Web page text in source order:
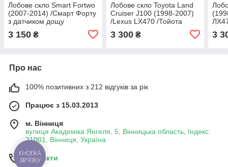
Лобове скло Smart Fortwo
(2007-2014) /Смарт Форту
з датчиком дощу
3 150 ₴
Лобове скло Toyota Land
Cruiser J100 (1998-2007)
/Lexus LX470 /Тойота
Ленд Крузер з датчиком
3 300₴ 3
Про нас
100% позитивних з 212 відгуків за рік
Працює з 15.03.2013
м. Вінниця
вулиця Академіка Янгеля, 5, Вінницька область, Індекс:
21001, Вінниця, Україна
Контакти
КНОПКА
ЗВ'ЯЗКУ